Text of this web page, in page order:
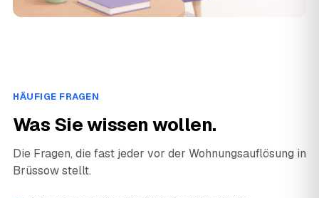
HÄUFIGE FRAGEN
Was Sie wissen wollen.
Die Fragen, die fast jeder vor der Wohnungsauflösung in
Brüssow stellt.